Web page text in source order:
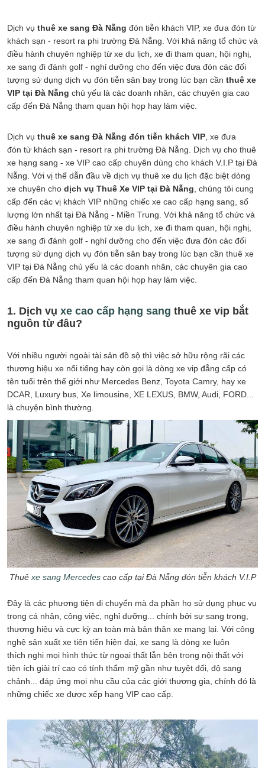
Dịch vụ thuê xe sang Đà Nẵng đón tiễn khách VIP, xe đưa đón từ
khách sạn - resort ra phi trường Đà Nẵng. Với khả năng tổ chức và
điều hành chuyên nghiệp từ xe du lịch, xe đi tham quan, hội nghị,
xe sang đi đánh golf - nghỉ dưỡng cho đến việc đưa đón các đối
tượng sử dụng dịch vụ đón tiễn sân bay trong lúc bạn cần thuê xe
VIP tại Đà Nẵng chủ yếu là các doanh nhân, các chuyên gia cao
cấp đến Đà Nẵng tham quan hội họp hay làm việc.
Dịch vụ thuê xe sang Đà Nẵng đón tiễn khách VIP , xe đưa
đón từ khách sạn - resort ra phi trường Đà Nẵng. Dịch vụ cho thuê
xe hạng sang - xe VIP cao cấp chuyên dùng cho khách V.I.P tại Đà
Nẵng. Với vị thế dẫn đầu về dịch vụ thuê xe du lịch đặc biệt dòng
xe chuyên cho dịch vụ Thuê Xe VIP tại Đà Nẵng , chúng tôi cung
cấp đến các vị khách VIP những chiếc xe cao cấp hạng sang, số
lượng lớn nhất tại Đà Nẵng - Miền Trung. Với khả năng tổ chức và
điều hành chuyên nghiệp từ xe du lịch, xe đi tham quan, hội nghị,
xe sang đi đánh golf - nghỉ dưỡng cho đến việc đưa đón các đối
tượng sử dụng dịch vụ đón tiễn sân bay trong lúc bạn cần thuê xe
VIP tại Đà Nẵng chủ yếu là các doanh nhân, các chuyên gia cao
cấp đến Đà Nẵng tham quan hội họp hay làm việc.
1. Dịch vụ xe cao cấp hạng sang thuê xe vip bắt
nguồn từ đâu?
Với nhiều người ngoài tài sản đồ sộ thì việc sở hữu rộng rãi các
thương hiệu xe nổi tiếng hay còn gọi là dòng xe vip đẳng cấp có
tên tuổi trên thế giới như Mercedes Benz, Toyota Camry, hay xe
DCAR, Luxury bus, Xe limousine, XE LEXUS, BMW, Audi, FORD...
là chuyện bình thường.
Thuê xe sang Mercedescao cấp tại Đà Nẵng đón tiễn khách V.I.P
Đây là các phương tiện di chuyển mà đa phần họ sử dụng phục vụ
trong cá nhân, công việc, nghỉ dưỡng... chính bởi sự sang trọng,
thương hiệu và cực kỳ an toàn mà bản thân xe mang lại. Với công
nghệ sản xuất xe tiên tiến hiện đại, xe sang là dòng xe luôn
thích nghi mọi hình thức từ ngoại thất lẫn bên trong nội thất với
tiện ích giải trí cao có tính thẩm mỹ gần như tuyệt đối, độ sang
chảnh... đáp ứng mọi nhu cầu của các giới thương gia, chính đó là
những chiếc xe được xếp hạng VIP cao cấp.